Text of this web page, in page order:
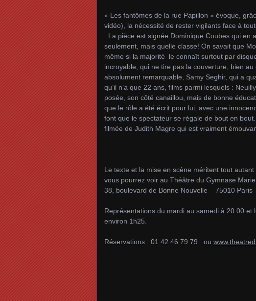
« Les fantômes de la rue Papillon » évoque,
vidéo), la nécessité de rester vigilants face à
. La pièce est signée Dominique Coubes qui
seulement, mais quelle classe! On savait que
même si la majorité le connaît surtout par
incroyable, qui ne tire pas la couverture, bien
absolument remarquable, Samy Seghir, qui a
qu’il n’a que 22 ans, films parmi lesquels :
posée, son côté canaillou, mais de bonne
que le rôle a été écrit pour lui, avec une
font que le spectateur se régale de bout en
filmée de Judith Magre qui est vraiment
Le texte et la mise en scène méritent tout
vous pourrez voir au Théâtre du Gymnase
38, boulevard de Bonne Nouvelle 75010 Paris
Représentations du mardi au samedi à 20.00
environ 1h25.
Réservations : 01 42 46 79 79 ou